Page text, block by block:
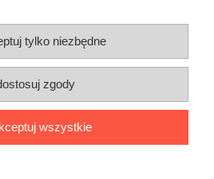
O nas
Witosz i Spółka
ul. Brzezińska 50c
511760570
Facebook
tylko niezbędne
zgody
wszystkie